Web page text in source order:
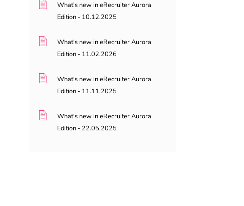
What's new in eRecruiter Aurora
Edition - 10.12.2025
What's new in eRecruiter Aurora
Edition - 11.02.2026
What's new in eRecruiter Aurora
Edition - 11.11.2025
What's new in eRecruiter Aurora
Edition - 22.05.2025